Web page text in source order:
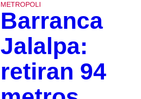
METROPOLI
Barranca
Jalalpa:
retiran 94